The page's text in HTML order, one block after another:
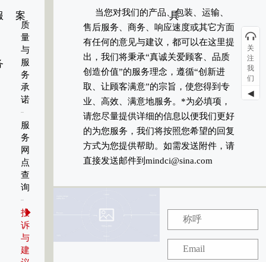
案 具
质
量
与
服
务
承
诺
服
务
网
点
查
询
投
诉
与
建
当您对我们的产品、包装、运输、
售后服务、商务、响应速度或其它方面
有任何的意见与建议，都可以在这里提
出，我们将秉承“真诚关爱顾客、品质
创造价值”的服务理念，遵循“创新进
取、让顾客满意”的宗旨，使您得到专
业、高效、满意地服务。*为必填项，
请您尽量提供详细的信息以便我们更好
的为您服务，我们将按照您希望的回复
方式为您提供帮助。如需发送附件，请
直接发送邮件到mindci@sina.com
关
注
我
们
◀